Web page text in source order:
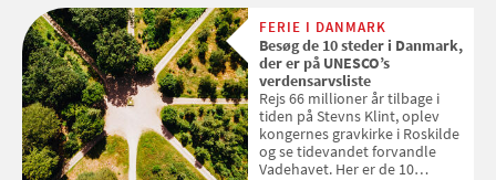
enkle råd til at spare penge på
tøjvasken
FERIE I DANMARK
Besøg de 10 steder i Danmark,
der er på UNESCO’s
verdensarvsliste
Rejs 66 millioner år tilbage i
tiden på Stevns Klint, oplev
kongernes gravkirke i Roskilde
og se tidevandet forvandle
Vadehavet. Her er de 10